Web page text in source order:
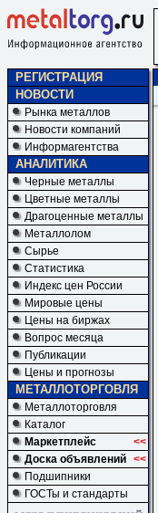
РЕГИСТРАЦИЯ
НОВОСТИ
Рынка металлов
Новости компаний
Информагентства
АНАЛИТИКА
Черные металлы
Цветные металлы
Драгоценные металлы
Металлолом
Сырье
Статистика
Индекс цен России
Мировые цены
Цены на биржах
Вопрос месяца
Публикации
Цены и прогнозы
МЕТАЛЛОТОРГОВЛЯ
Металлоторговля
Каталог
Маркетплейс
<<
Доска объявлений <<
Подшипники
ГОСТы и стандарты